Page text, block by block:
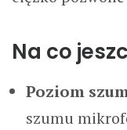
Na co
Poziom
szumu